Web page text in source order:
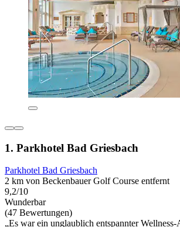
1. Parkhotel Bad Griesbach
Parkhotel Bad Griesbach
2 km von Beckenbauer Golf Course entfernt
9,2/10
Wunderbar
(47 Bewertungen)
„Es war ein unglaublich entspannter